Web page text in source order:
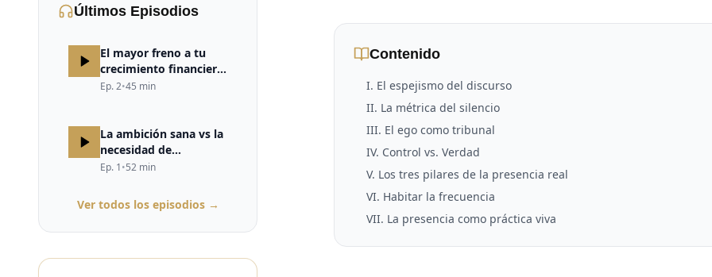
Últimos Episodios
El mayor freno a tu
crecimiento financiero
no está en el mercado,
oportunidades. Está en
tu cerebro.
Ep.2•45 min
La ambición sana vs la
necesidad de
validación
Ep. 1•52 min
Ver todos los episodios →
Contenido
I. El espejismo del discurso
II. La métrica del silencio
III. El ego como tribunal
IV. Control vs. Verdad
V. Los tres pilares de la presencia real
VI. Habitar la frecuencia
VII. La presencia como práctica viva